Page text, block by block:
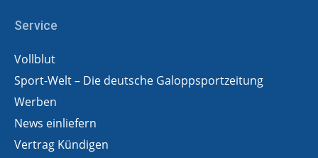
Service
Vollblut
Sport-Welt – Die deutsche Galoppsportzeitung
Werben
News einliefern
Vertrag Kündigen